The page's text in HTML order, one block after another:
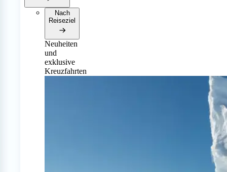
Nach
Reiseziel
Neuheiten
und
exklusive
Kreuzfahrten